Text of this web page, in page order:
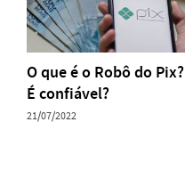
O que é o Robô do Pix?
É confiável?
21/07/2022